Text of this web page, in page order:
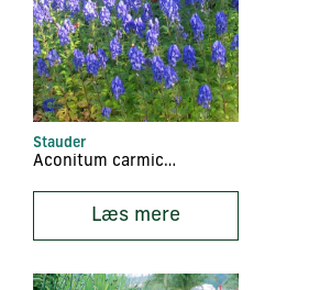
Stauder
Aconitum carmichaelii ‘Arendsii’
Læs mere